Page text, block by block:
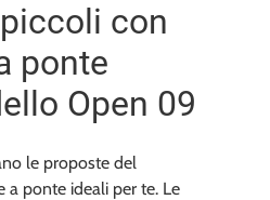
con
ponte
Open 09
le proposte del
a ponte ideali per te. Le